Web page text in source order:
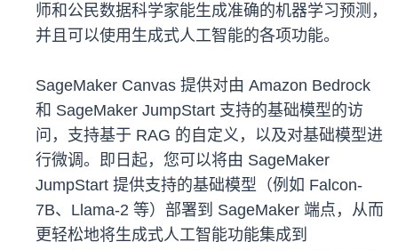
师和公民数据科学家能生成准确的机器学习预测，
并且可以使用生成式人工智能的各项功能。
SageMaker Canvas 提供对由 Amazon Bedrock
和 SageMaker JumpStart 支持的基础模型的访
问，支持基于 RAG 的自定义，以及对基础模型进
行微调。即日起，您可以将由 SageMaker
JumpStart 提供支持的基础模型（例如 Falcon-
7B、Llama-2 等）部署到 SageMaker 端点，从而
更轻松地将生成式人工智能功能集成到